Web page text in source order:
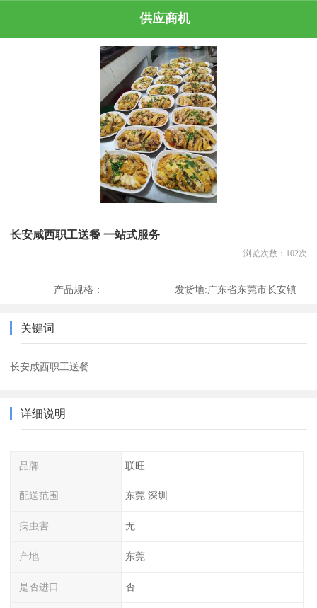
供应商机
长安咸西职工送餐 一站式服务
浏览次数： 102次
产品规格： 发货地:广东省东莞市长安镇
关键词
长安咸西职工送餐
详细说明
品牌 联旺
配送范围 东莞 深圳
病虫害 无
产地 东莞
是否进口 否